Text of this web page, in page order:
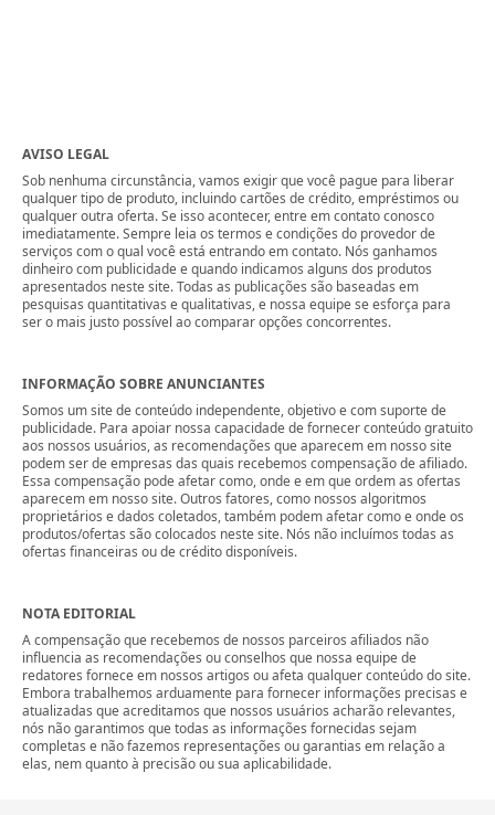
AVISO LEGAL
Sob nenhuma circunstância, vamos exigir que você pague para liberar
qualquer tipo de produto, incluindo cartões de crédito, empréstimos ou
qualquer outra oferta. Se isso acontecer, entre em contato conosco
imediatamente. Sempre leia os termos e condições do provedor de
serviços com o qual você está entrando em contato. Nós ganhamos
dinheiro com publicidade e quando indicamos alguns dos produtos
apresentados neste site. Todas as publicações são baseadas em
pesquisas quantitativas e qualitativas, e nossa equipe se esforça para
ser o mais justo possível ao comparar opções concorrentes.
INFORMAÇÃO SOBRE ANUNCIANTES
Somos um site de conteúdo independente, objetivo e com suporte de
publicidade. Para apoiar nossa capacidade de fornecer conteúdo gratuito
aos nossos usuários, as recomendações que aparecem em nosso site
podem ser de empresas das quais recebemos compensação de afiliado.
Essa compensação pode afetar como, onde e em que ordem as ofertas
aparecem em nosso site. Outros fatores, como nossos algoritmos
proprietários e dados coletados, também podem afetar como e onde os
produtos/ofertas são colocados neste site. Nós não incluímos todas as
ofertas financeiras ou de crédito disponíveis.
NOTA EDITORIAL
A compensação que recebemos de nossos parceiros afiliados não
influencia as recomendações ou conselhos que nossa equipe de
redatores fornece em nossos artigos ou afeta qualquer conteúdo do site.
Embora trabalhemos arduamente para fornecer informações precisas e
atualizadas que acreditamos que nossos usuários acharão relevantes,
nós não garantimos que todas as informações fornecidas sejam
completas e não fazemos representações ou garantias em relação a
elas, nem quanto à precisão ou sua aplicabilidade.